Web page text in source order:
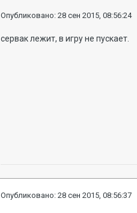
Опубликовано:28 сен 2015, 08:56:24
сервак лежит, в игру не пускает.
Опубликовано:28 сен 2015, 08:56:37